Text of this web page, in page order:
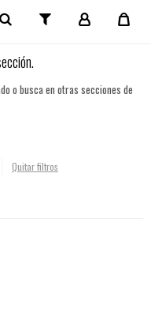
PRODUCTOS
o busca en otras secciones de
Quitar filtros